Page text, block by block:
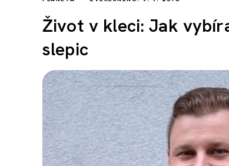
Život v kleci: Jak
slepic